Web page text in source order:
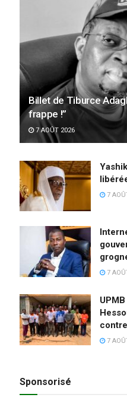
Billet de Tiburce
frappe !”
7 AOÛT 2026
7
7
7
Sponsorisé